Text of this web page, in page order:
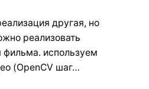
другая, но
реализовать
фильма. используем
(OpenCV шаг…